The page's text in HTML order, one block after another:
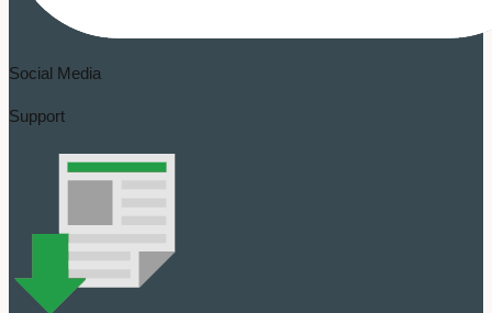
Social Media
Support